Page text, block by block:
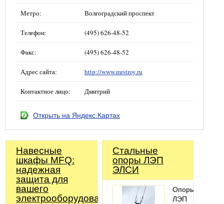
Метро: Волгоградский проспект
Телефон: (495) 626-48-52
Факс: (495) 626-48-52
Адрес сайта: http://www.mrstroy.ru
Контактное лицо: Дмитрий
Открыть на Яндекс.Картах
Навесные
шкафы MFQ:
надежная
защита для
вашего
электрооборудования
Стальные
опоры ЛЭП
ЭЛСИ
Опоры
ЛЭП